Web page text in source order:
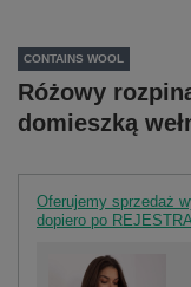
CONTAINS WOOL
Różowy
domieszką
Oferujemy sprzedaż
dopiero po